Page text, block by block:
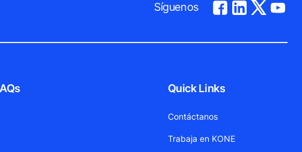
Síguenos
Quick Links
Contáctanos
Trabaja en KONE